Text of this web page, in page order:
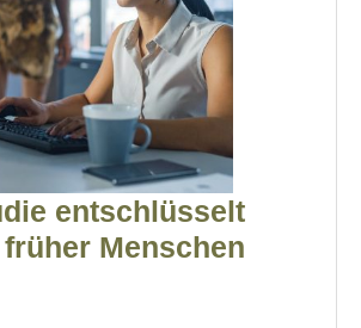
entschlüsselt
Menschen